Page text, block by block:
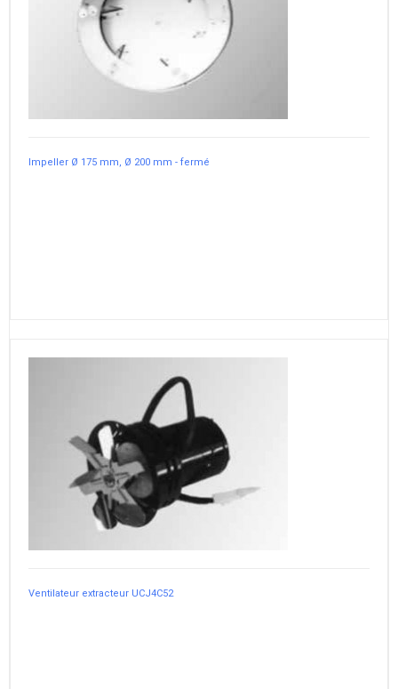
Impeller Ø 175 mm, Ø 200 mm - fermé
Ventilateur extracteur UCJ4C52